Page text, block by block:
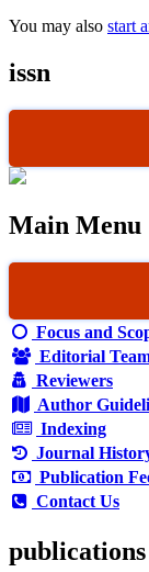
You may also start
issn
Main Menu
Focus and
Editorial
Reviewers
Author
Indexing
Journal
Publication
Contact Us
publications